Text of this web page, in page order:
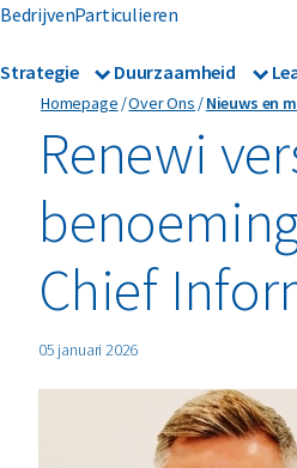
BedrijvenParticulieren
Strategie
Strategie
Duurzaamheid
Duurzaamheid
Homepage Over Ons Nieuws en
Renewi
Chief
05 januari 2026